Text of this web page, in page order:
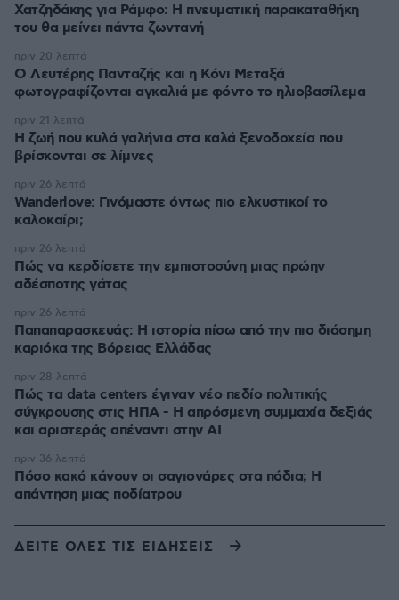
Χατζηδάκης για Ράμφο: Η πνευματική παρακαταθήκη
του θα μείνει πάντα ζωντανή
Ο Λευτέρης Πανταζής και η Κόνι Μεταξά
φωτογραφίζονται αγκαλιά με φόντο το ηλιοβασίλεμα
πριν 20 λεπτά
Η ζωή που κυλά γαλήνια στα καλά ξενοδοχεία που
βρίσκονται σε λίμνες
πριν 21 λεπτά
Wanderlove: Γινόμαστε όντως πιο ελκυστικοί το
καλοκαίρι;
πριν 26 λεπτά
Πώς να κερδίσετε την εμπιστοσύνη μιας πρώην
αδέσποτης γάτας
πριν 26 λεπτά
Παπαπαρασκευάς: Η ιστορία πίσω από την πιο διάσημη
καριόκα της Βόρειας Ελλάδας
πριν 26 λεπτά
Πώς τα data centers έγιναν νέο πεδίο πολιτικής
σύγκρουσης στις ΗΠΑ - Η απρόσμενη συμμαχία δεξιάς
και αριστεράς απέναντι στην AI
πριν 28 λεπτά
Πόσο κακό κάνουν οι σαγιονάρες στα πόδια; Η
απάντηση μιας ποδίατρου
πριν 36 λεπτά
ΔΕΙΤΕ ΟΛΕΣ ΤΙΣ ΕΙΔΗΣΕΙΣ